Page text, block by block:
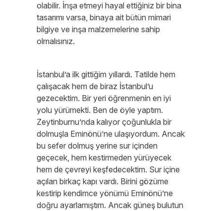
olabilir. İnşa etmeyi hayal ettiğiniz bir bina
tasarımı varsa, binaya ait bütün mimari
bilgiye ve inşa malzemelerine sahip
olmalısınız.
İstanbul’a ilk gittiğim yıllardı. Tatilde hem
çalışacak hem de biraz İstanbul’u
gezecektim. Bir yeri öğrenmenin en iyi
yolu yürümekti. Ben de öyle yaptım.
Zeytinburnu’nda kalıyor çoğunlukla bir
dolmuşla Eminönü’ne ulaşıyordum. Ancak
bu sefer dolmuş yerine sur içinden
geçecek, hem kestirmeden yürüyecek
hem de çevreyi keşfedecektim. Sur içine
açılan birkaç kapı vardı. Birini gözüme
kestirip kendimce yönümü Eminönü’ne
doğru ayarlamıştım. Ancak güneş bulutun